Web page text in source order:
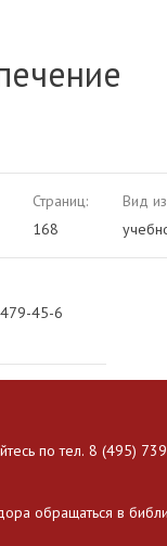
Страниц:
168
Вид
45-6
по тел. 8 (495)
обращаться в